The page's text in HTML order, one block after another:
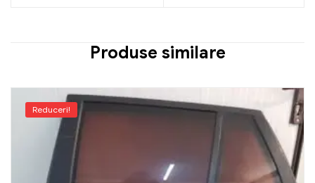
Produse similare
Reduceri!